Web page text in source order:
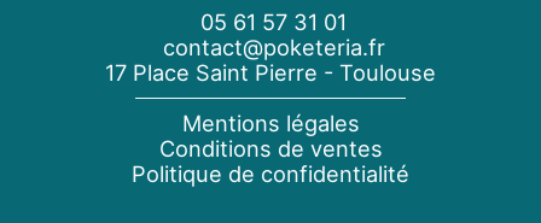
05 61 57 31 01
contact@poketeria.fr
17 Place Saint Pierre - Toulouse
Mentions légales
Conditions de ventes
Politique de confidentialité